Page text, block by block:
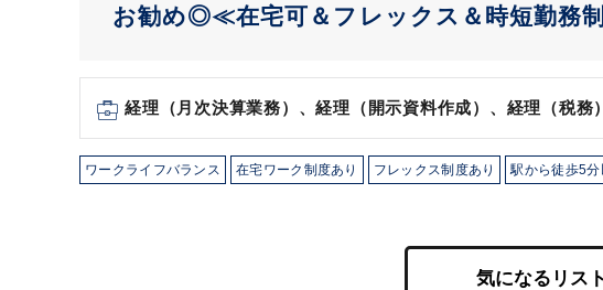
お勧め◎≪在宅可＆フレックス＆時短勤務
経理（月次決算業務）、経理（開示資料作成）、経理（税務）
ワークライフバランス 在宅ワーク制度あり フレックス制度あり 駅から徒歩5分